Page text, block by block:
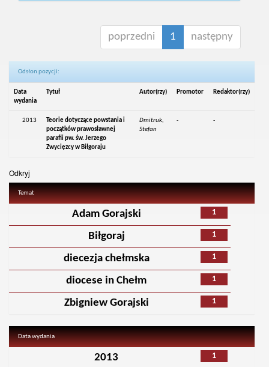
poprzedni 1 następny
Odsłon pozycji:
Data
wydania
Tytuł Autor(rzy) Promotor Redaktor(rzy)
2013
Teorie dotyczące powstania i
początków prawosławnej
parafii pw. św. Jerzego
Zwycięzcy w Biłgoraju
Dmitruk,
Stefan
- -
Odkryj
Temat
1
Adam Gorajski
1
Biłgoraj
1
diecezja chełmska
1
diocese in Chełm
1
Zbigniew Gorajski
Data wydania
1
2013